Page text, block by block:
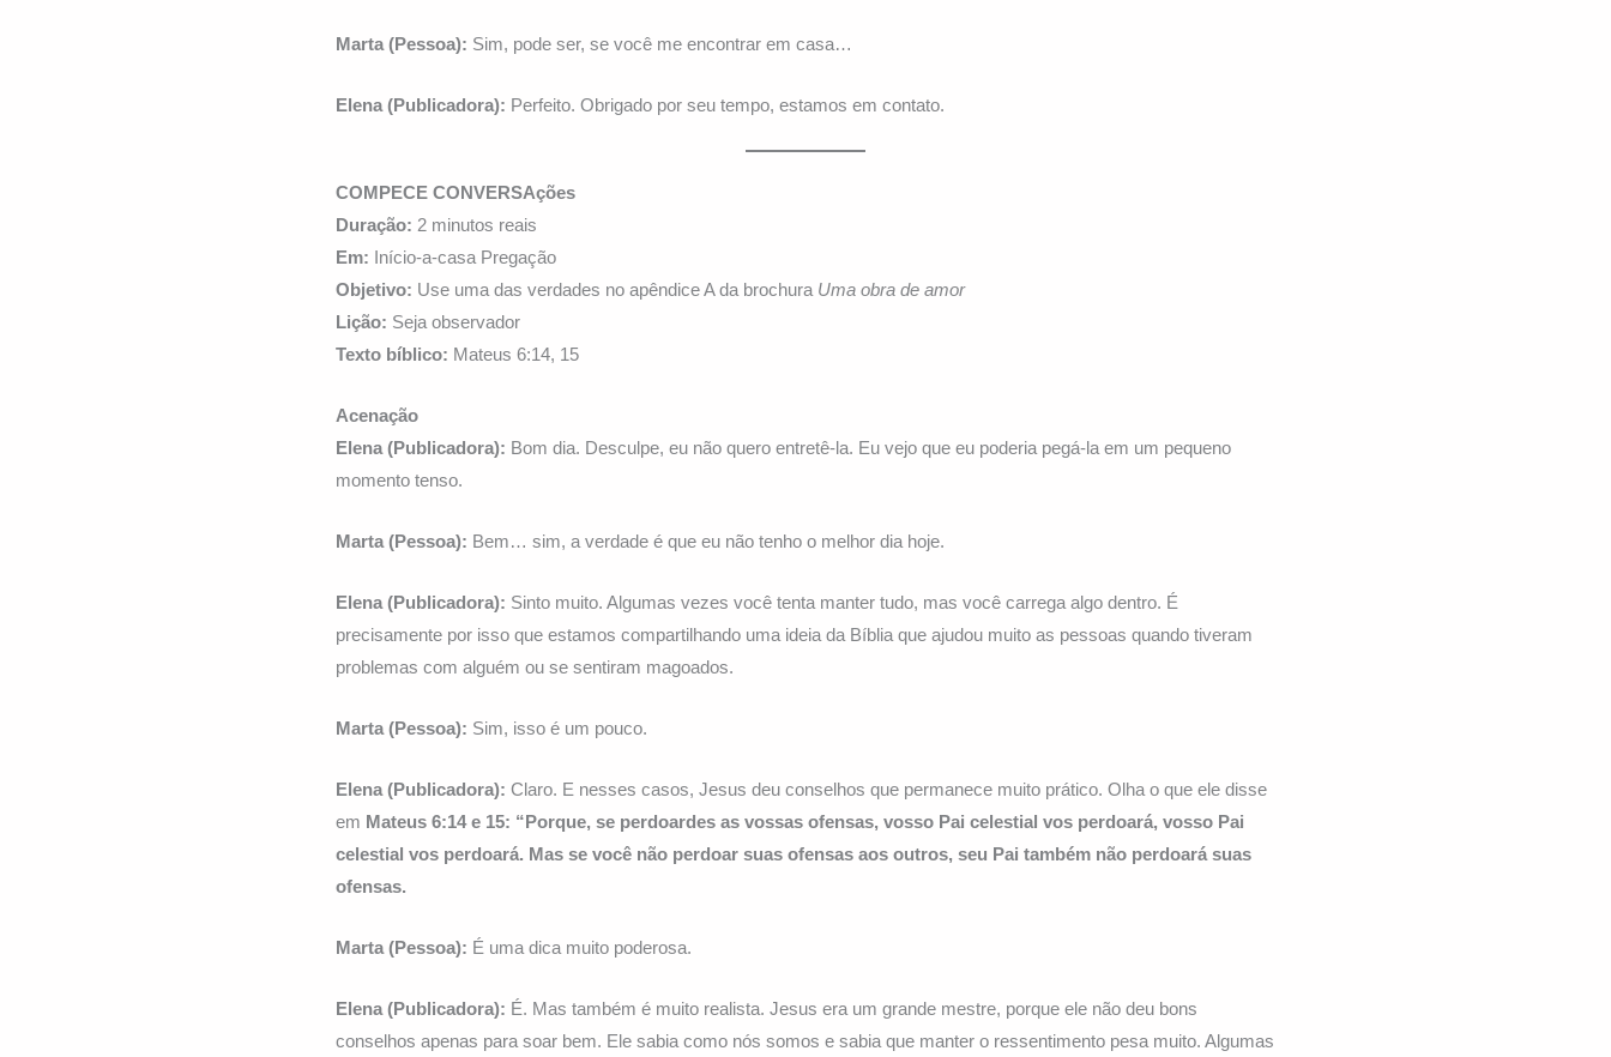
Marta (Pessoa): Sim, pode ser, se você me encontrar em casa…
Elena (Publicadora): Perfeito. Obrigado por seu tempo, estamos em contato.
COMPECE CONVERSAções
Duração: 2 minutos reais
Em: Início-a-casa Pregação
Objetivo: Use uma das verdades no apêndice A da brochura Uma obra de amor
Lição: Seja observador
Texto bíblico: Mateus 6:14, 15
Acenação
Elena (Publicadora): Bom dia. Desculpe, eu não quero entretê-la. Eu vejo que eu poderia pegá-la em um pequeno
momento tenso.
Marta (Pessoa): Bem… sim, a verdade é que eu não tenho o melhor dia hoje.
Elena (Publicadora): Sinto muito. Algumas vezes você tenta manter tudo, mas você carrega algo dentro. É
precisamente por isso que estamos compartilhando uma ideia da Bíblia que ajudou muito as pessoas quando tiveram
problemas com alguém ou se sentiram magoados.
Marta (Pessoa): Sim, isso é um pouco.
Elena (Publicadora): Claro. E nesses casos, Jesus deu conselhos que permanece muito prático. Olha o que ele disse
em Mateus 6:14 e 15: “Porque, se perdoardes as vossas ofensas, vosso Pai celestial vos perdoará, vosso Pai
celestial vos perdoará. Mas se você não perdoar suas ofensas aos outros, seu Pai também não perdoará suas
ofensas.
Marta (Pessoa): É uma dica muito poderosa.
Elena (Publicadora): É. Mas também é muito realista. Jesus era um grande mestre, porque ele não deu bons
conselhos apenas para soar bem. Ele sabia como nós somos e sabia que manter o ressentimento pesa muito. Algumas